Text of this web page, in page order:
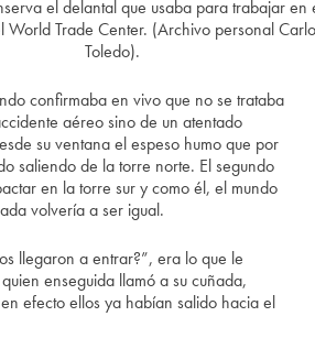
el delantal que usaba para trabajar en
World Trade Center. (Archivo personal
Toledo).
confirmaba en vivo que no se trataba
aéreo sino de un atentado
su ventana el espeso humo que por
saliendo de la torre norte. El segundo
en la torre sur y como él, el mundo
volvería a ser igual.
llegaron a entrar?”, era lo que le
enseguida llamó a su cuñada,
efecto ellos ya habían salido hacia el